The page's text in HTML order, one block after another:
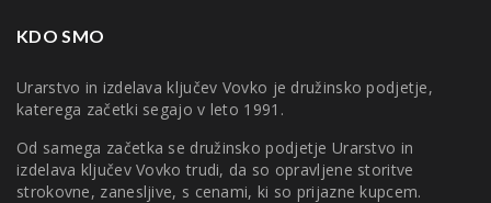
KDO SMO
Urarstvo in izdelava ključev Vovko je družinsko podjetje,
katerega začetki segajo v leto 1991.
Od samega začetka se družinsko podjetje Urarstvo in
izdelava ključev Vovko trudi, da so opravljene storitve
strokovne, zanesljive, s cenami, ki so prijazne kupcem.